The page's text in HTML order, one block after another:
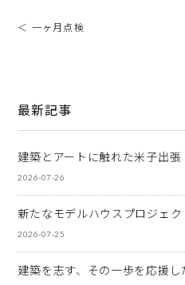
＜ 一ヶ月点検
最新記事
建築とアートに触れた米子出張
2026-07-26
新たなモデルハウスプロジェク
2026-07-25
建築を志す、その一歩を応援し